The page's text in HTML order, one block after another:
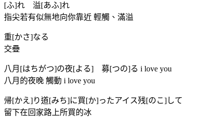
[ふ]れ 溢[あふ]れ
指尖若有似無地向你靠近 輕觸、滿溢
重[かさ]なる
交疊
八月[はちがつ]の夜[よる] 募[つの]る i love you
八月的夜晚 觸動 i love you
帰[かえ]り道[みち]に買[か]ったアイス残[のこ]して
留下在回家路上所買的冰